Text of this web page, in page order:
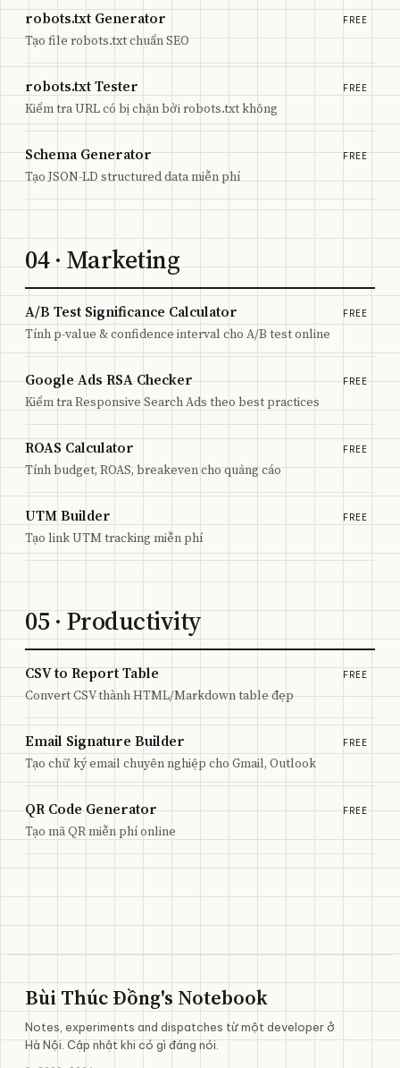
robots.txt Generator FREE
Tạo file robots.txt chuẩn SEO
robots.txt Tester FREE
Kiểm tra URL có bị chặn bởi robots.txt không
Schema Generator FREE
Tạo JSON-LD structured data miễn phí
04· Marketing
A/B Test Significance Calculator FREE
Tính p-value & confidence interval cho A/B test online
Google Ads RSA Checker FREE
Kiểm tra Responsive Search Ads theo best practices
ROAS Calculator FREE
Tính budget, ROAS, breakeven cho quảng cáo
UTM Builder FREE
Tạo link UTM tracking miễn phí
05· Productivity
CSV to Report Table FREE
Convert CSV thành HTML/Markdown table đẹp
Email Signature Builder FREE
Tạo chữ ký email chuyên nghiệp cho Gmail, Outlook
QR Code Generator FREE
Tạo mã QR miễn phí online
Bùi Thúc Đồng's Notebook
Notes, experiments and dispatches từ một developer ở
Hà Nội. Cập nhật khi có gì đáng nói.